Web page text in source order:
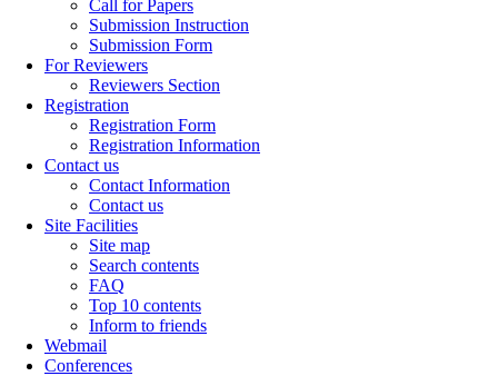
Call for Papers
Submission Instruction
Submission Form
For Reviewers
Reviewers Section
Registration
Registration Form
Registration Information
Contact us
Contact Information
Contact us
Site Facilities
Site map
Search contents
FAQ
Top 10 contents
Inform to friends
Webmail
Conferences